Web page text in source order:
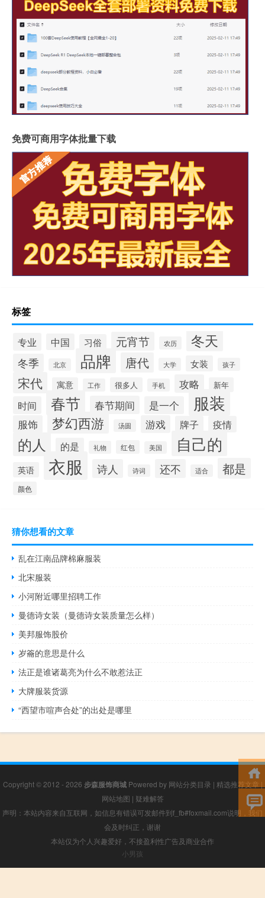
免费可商用字体批量下载
标签
专业 中国 习俗 元宵节 农历 冬天
冬季 北京 品牌 唐代 大学 女装 孩子
宋代 寓意 工作 很多人 手机 攻略 新年
时间 春节 春节期间 是一个 服装
服饰 梦幻西游 汤圆 游戏 牌子 疫情
的人 的是 礼物 红包 美国 自己的
英语 衣服 诗人 诗词 还不 适合 都是
颜色
猜你想看的文章
乱在江南品牌棉麻服装
北宋服装
小河附近哪里招聘工作
曼德诗女装（曼德诗女装质量怎么样）
美邦服饰股价
岁籥的意思是什么
法正是谁诸葛亮为什么不敢惹法正
大牌服装货源
“西望市喧声合处”的出处是哪里
Copyright © 2012 - 2026 步森服饰商城Powered by 网站分类目录 | 精选推荐文章 |
网站地图 | 疑难解答
声明：本站内容来自互联网，如信息有错误可发邮件到f_fb#foxmail.com说明，我们
会及时纠正，谢谢
本站仅为个人兴趣爱好，不接盈利性广告及商业合作
小男孩